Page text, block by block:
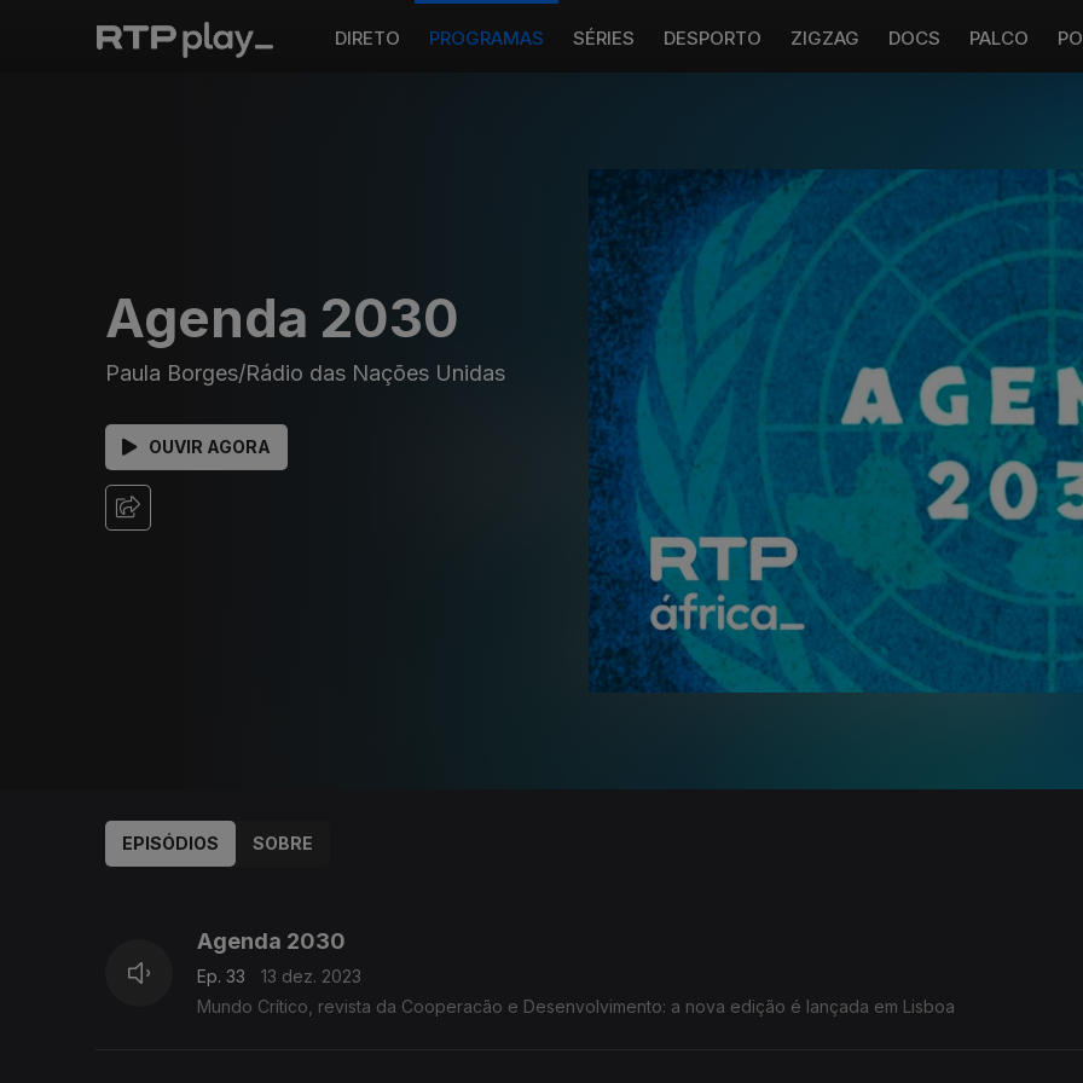
DIRETO PROGRAMAS SÉRIES DESPORTO ZIGZAG DOCS PALCO
Agenda 2030
Paula Borges/Rádio das Nações Unidas
OUVIR AGORA
EPISÓDIOS SOBRE
Agenda 2030
Ep. 33
13 dez. 2023
Mundo Crítico, revista da Cooperacão e Desenvolvimento: a nova edição é lançada em Lisboa